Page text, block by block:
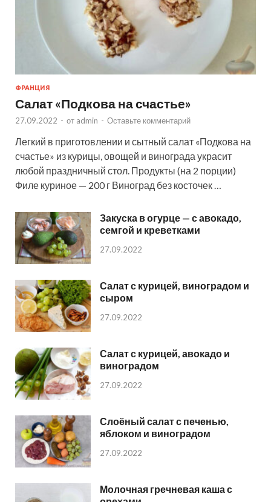
ФРАНЦИЯ
Салат «Подкова на счастье»
27.09.2022 - от admin - Оставьте комментарий
Легкий в приготовлении и сытный салат «Подкова на
счастье» из курицы, овощей и винограда украсит
любой праздничный стол. Продукты (на 2 порции)
Филе куриное — 200 г Виноград без косточек …
Закуска в огурце — с авокадо,
семгой и креветками
27.09.2022
Салат с курицей, виноградом и
сыром
27.09.2022
Салат с курицей, авокадо и
виноградом
27.09.2022
Слоёный салат с печенью,
яблоком и виноградом
27.09.2022
Молочная гречневая каша с